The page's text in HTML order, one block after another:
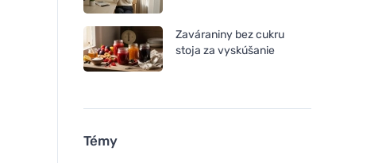
Zaváraniny bez cukru
stoja za vyskúšanie
Témy